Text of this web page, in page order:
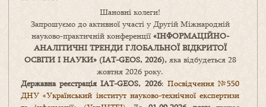
Шановні колеги!
Запрошуємо до активної участі у Другій Міжнародній
науково-практичній конференції «ІНФОРМАЦІЙНО-
АНАЛІТИЧНІ ТРЕНДИ ГЛОБАЛЬНОЇ ВІДКРИТОЇ
ОСВІТИ І НАУКИ» (IAT-GEOS, 2026),яка відбудеться 28
жовтня 2026 року.
Державна реєстрація IAT-GEOS, 2026: Посвідчення №550
ДНУ «Український інститут науково-технічної експертизи